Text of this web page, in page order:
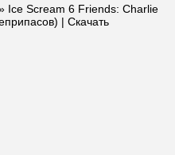
Ice Scream 6 Friends: Charlie
| Скачать